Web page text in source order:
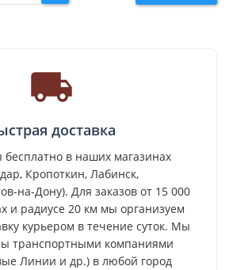
доставка
бесплатно в наших магазинах
Кропоткин, Лабинск,
на-Дону). Для заказов от 15 000
и радиусе 20 км мы организуем
курьером в течение суток. Мы
транспортными компаниями
Линии и др.) в любой город